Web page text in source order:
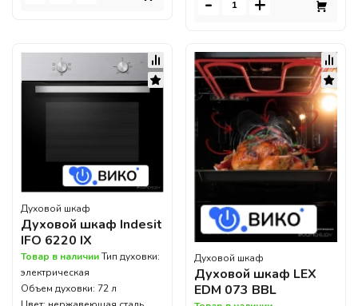
Духовой шкаф
Духовой шкаф Indesit
IFO 6220 IX
Товар в наличииТип духовки:
электрическая
Объем духовки: 72 л
Духовой шкаф
Духовой шкаф LEX
EDM 073 BBL